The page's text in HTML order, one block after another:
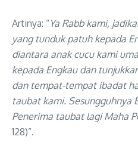
Artinya: “Ya Rabb kami,
yang tunduk patuh kepada
diantara anak cucu kami
kepada Engkau dan
dan tempat-tempat ibadat
taubat kami. Sesungguhnya
Penerima taubat lagi Maha
128)”.